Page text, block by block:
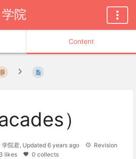
院
Content
）
学院君, Updated 6 years ago
Revision
3 likes 0 collects